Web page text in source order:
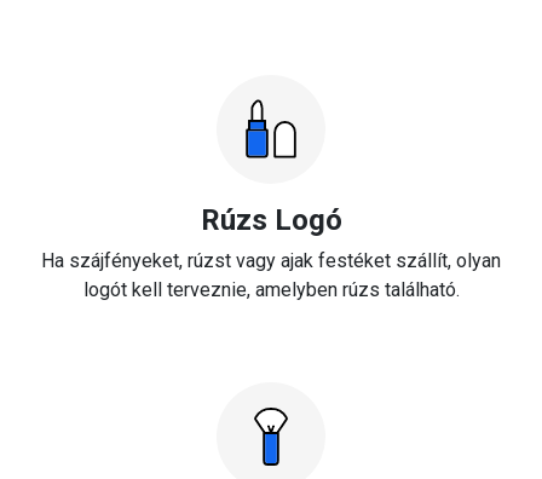
Rúzs Logó
Ha szájfényeket, rúzst vagy ajak festéket szállít, olyan
logót kell terveznie, amelyben rúzs található.